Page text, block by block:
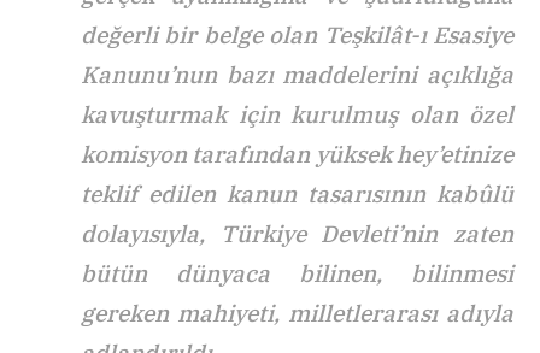
değerli bir belge olan Teşkilât-ı Esasiye
Kanunu’nun bazı maddelerini açıklığa
kavuşturmak için kurulmuş olan özel
komisyon tarafından yüksek hey’etinize
teklif edilen kanun tasarısının kabûlü
dolayısıyla, Türkiye Devleti’nin zaten
bütün dünyaca bilinen, bilinmesi
gereken mahiyeti, milletlerarası adıyla